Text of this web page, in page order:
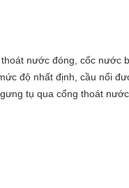
nước đóng, cốc nước
độ nhất định, cầu nổi
tụ qua cổng thoát nước